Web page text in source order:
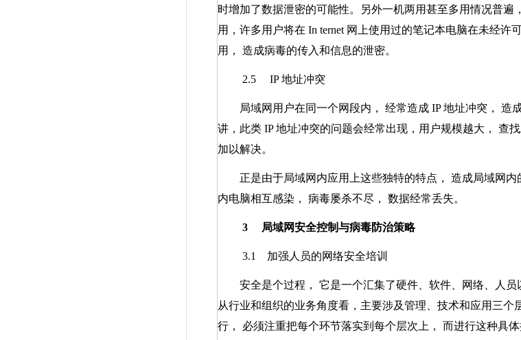
时增加了数据泄密的可能性。另外一机两用甚至多用情况普遍
用，许多用户将在 In ternet 网上使用过的笔记本电脑在未经许
用， 造成病毒的传入和信息的泄密。
2.5 IP地址冲突
局域网用户在同一个网段内， 经常造成 IP地址冲突， 造
讲，此类 IP地址冲突的问题会经常出现，用户规模越大， 查
加以解决。
正是由于局域网内应用上这些独特的特点， 造成局域网内
内电脑相互感染， 病毒屡杀不尽， 数据经常丢失。
3 局域网安全控制与病毒防治策略
3.1 加强人员的网络安全培训
安全是个过程， 它是一个汇集了硬件、软件、网络、人员
从行业和组织的业务角度看，主要涉及管理、技术和应用三个
行， 必须注重把每个环节落实到每个层次上， 而进行这种具